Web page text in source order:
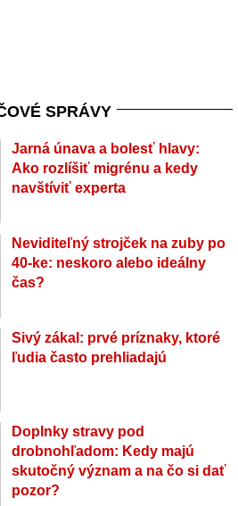
SPRÁVY
Jarná únava a bolesť hlavy:
Ako rozlíšiť migrénu a kedy
navštíviť experta
Neviditeľný strojček na zuby po
40-ke: neskoro alebo ideálny
čas?
Sivý zákal: prvé príznaky, ktoré
ľudia často prehliadajú
Doplnky stravy pod
drobnohľadom: Kedy majú
skutočný význam a na čo si dať
pozor?